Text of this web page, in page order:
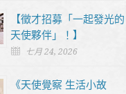
【徵才招募「一起發光的
天使夥伴」！】
七月 24, 2026
《天使覺察 生活小故